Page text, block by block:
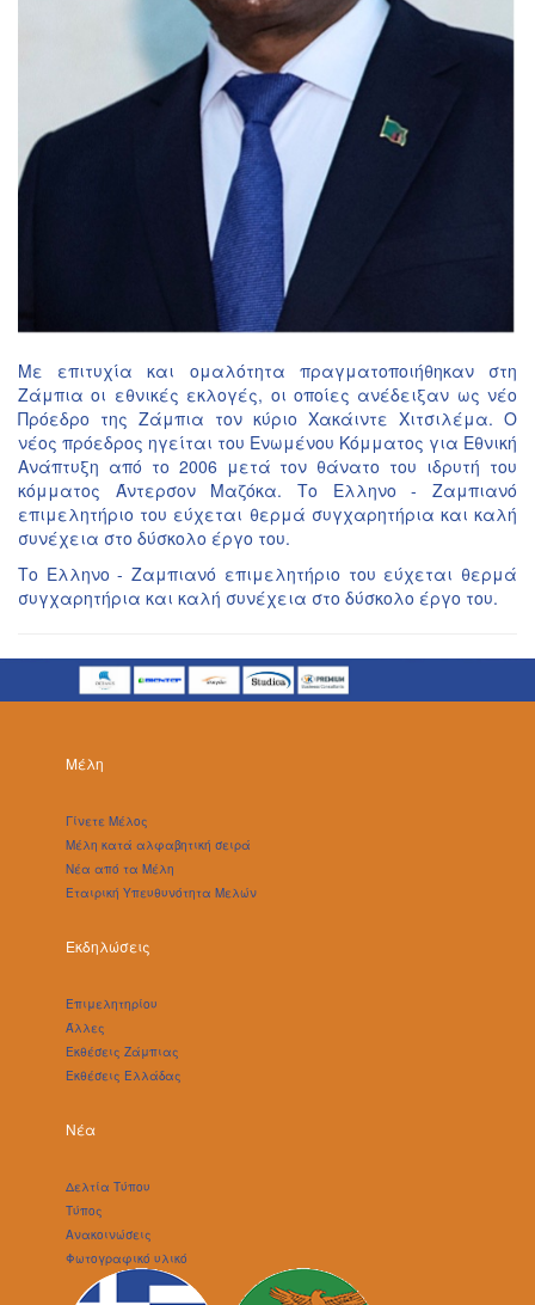
Με επιτυχία και ομαλότητα πραγματοποιήθηκαν στη
Ζάμπια οι εθνικές εκλογές, οι οποίες ανέδειξαν ως νέο
Πρόεδρο της Ζάμπια τον κύριο Χακάιντε Χιτσιλέμα. Ο
νέος πρόεδρος ηγείται του Ενωμένου Κόμματος για Εθνική
Ανάπτυξη από το 2006 μετά τον θάνατο του ιδρυτή του
κόμματος Άντερσον Μαζόκα. Το Ελληνο - Ζαμπιανό
επιμελητήριο του εύχεται θερμά συγχαρητήρια και καλή
συνέχεια στο δύσκολο έργο του.
Το Ελληνο - Ζαμπιανό επιμελητήριο του εύχεται θερμά
συγχαρητήρια και καλή συνέχεια στο δύσκολο έργο του.
Μέλη
Γίνετε Μέλος
Μέλη κατά αλφαβητική σειρά
Νέα από τα Μέλη
Εταιρική Υπευθυνότητα Μελών
Εκδηλώσεις
Επιμελητηρίου
Άλλες
Εκθέσεις Ζάμπιας
Εκθέσεις Ελλάδας
Νέα
Δελτία Τύπου
Τύπος
Ανακοινώσεις
Φωτογραφικό υλικό